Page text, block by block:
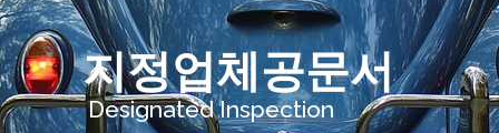
지정업체공문서
Designated Inspection